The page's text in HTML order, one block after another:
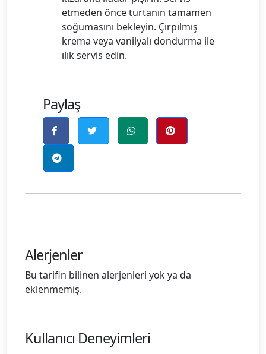
etmeden önce turtanın tamamen
soğumasını bekleyin. Çırpılmış
krema veya vanilyalı dondurma ile
ılık servis edin.
Paylaş
Alerjenler
Bu tarifin bilinen alerjenleri yok ya da
eklenmemiş.
Kullanıcı Deneyimleri